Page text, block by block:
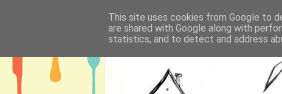
This site uses cookies from Google to
are shared with Google along with
statistics, and to detect and address